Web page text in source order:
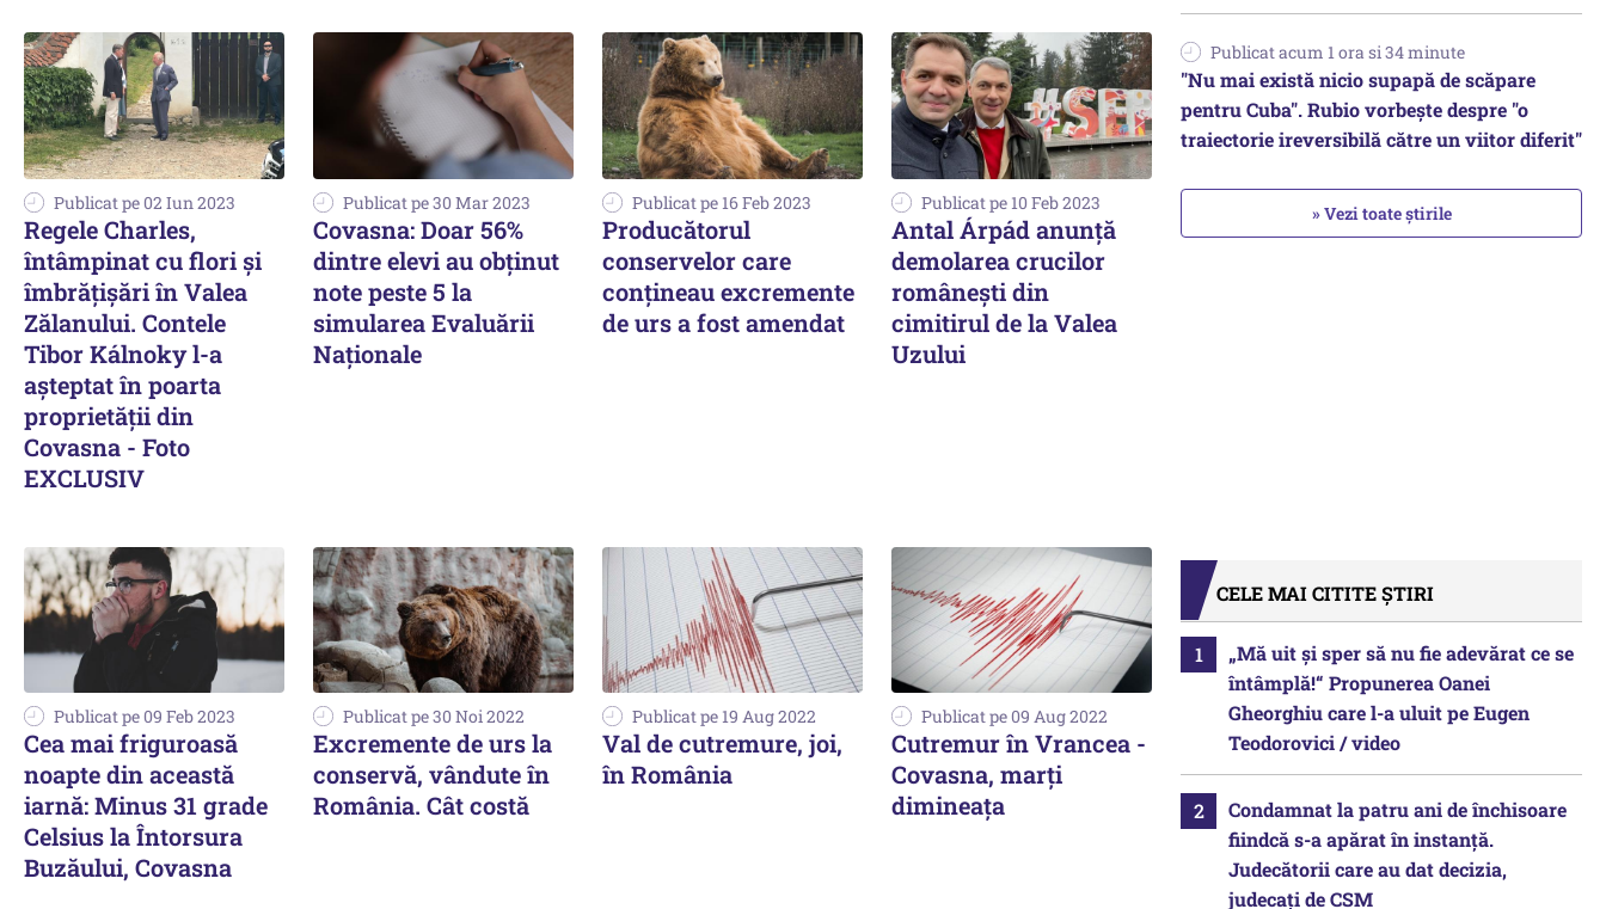
Publicat pe 02 Iun 2023
Regele Charles,
întâmpinat cu flori şi
îmbrăţişări în Valea
Zălanului. Contele
Tibor Kálnoky l-a
aşteptat în poarta
proprietăţii din
Covasna - Foto
EXCLUSIV
Publicat pe 30 Mar 2023
Covasna: Doar 56%
dintre elevi au obţinut
note peste 5 la
simularea Evaluării
Naţionale
Publicat pe 16 Feb 2023
Producătorul
conservelor care
conțineau excremente
de urs a fost amendat
Publicat pe 10 Feb 2023
Antal Árpád anunță
demolarea crucilor
românești din
cimitirul de la Valea
Uzului
Publicat pe 09 Feb 2023
Cea mai friguroasă
noapte din această
iarnă: Minus 31 grade
Celsius la Întorsura
Buzăului, Covasna
Publicat pe 30 Noi 2022
Excremente de urs la
conservă, vândute în
România. Cât costă
Publicat pe 19 Aug 2022
Val de cutremure, joi,
în România
Publicat pe 09 Aug 2022
Cutremur în Vrancea -
Covasna, marți
dimineața
Publicat acum 1 ora si 34 minute
"Nu mai există nicio supapă de scăpare
pentru Cuba". Rubio vorbește despre "o
traiectorie ireversibilă către un viitor diferit"
» Vezi toate știrile
CELE MAI CITITE ȘTIRI
„Mă uit și sper să nu fie adevărat ce se
întâmplă!“ Propunerea Oanei
Gheorghiu care l-a uluit pe Eugen
Teodorovici / video
Condamnat la patru ani de închisoare
fiindcă s-a apărat în instanță.
Judecătorii care au dat decizia,
judecați de CSM